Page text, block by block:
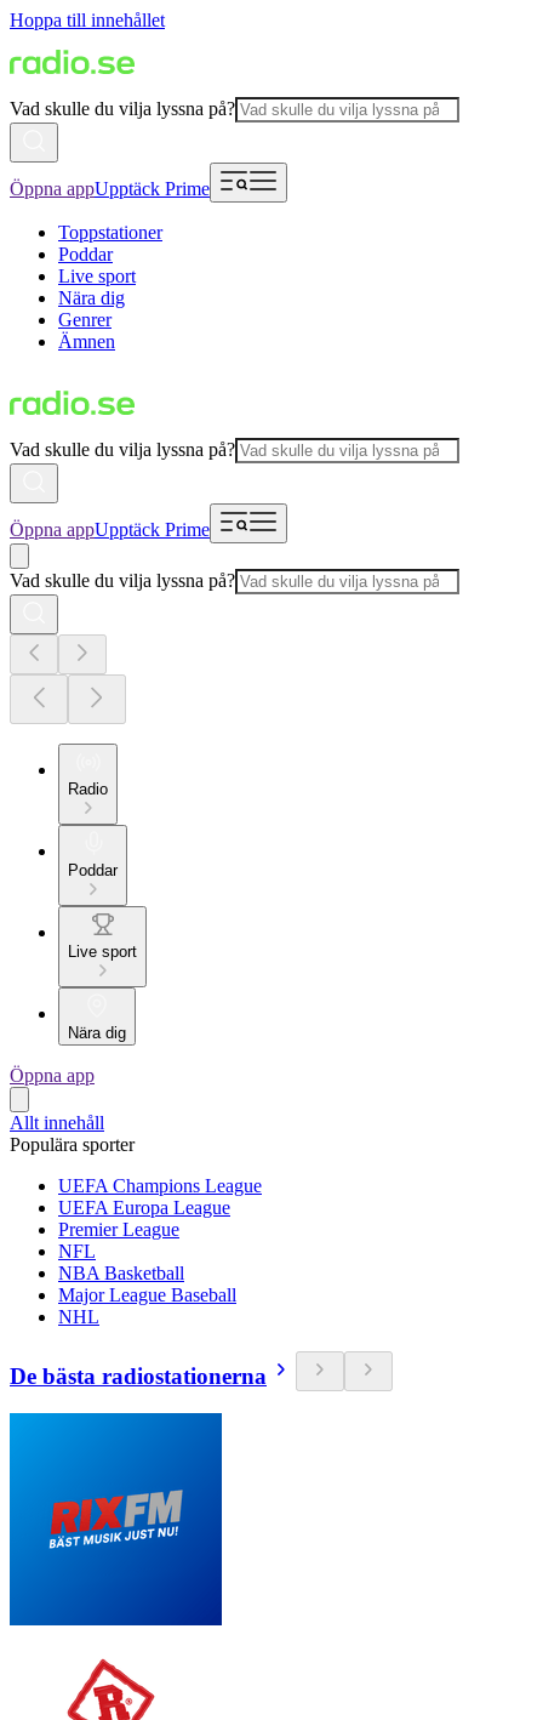
Hoppa till innehållet
Vad skulle du vilja lyssna på?
Öppna appUpptäck Prime
Toppstationer
Poddar
Live sport
Nära dig
Genrer
Ämnen
Vad skulle du vilja lyssna på?
Öppna appUpptäck Prime
Vad skulle du vilja lyssna på?
Radio
Poddar
Live sport
Nära dig
Öppna app
Allt innehåll
Populära sporter
UEFA Champions League
UEFA Europa League
Premier League
NFL
NBA Basketball
Major League Baseball
NHL
De bästa radiostationerna